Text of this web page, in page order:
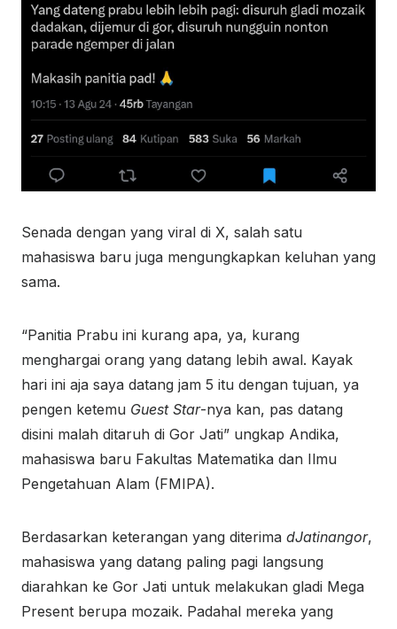
Senada dengan yang viral di X, salah satu
mahasiswa baru juga mengungkapkan keluhan yang
sama.
“Panitia Prabu ini kurang apa, ya, kurang
menghargai orang yang datang lebih awal. Kayak
hari ini aja saya datang jam 5 itu dengan tujuan, ya
pengen ketemu Guest Star-nya kan, pas datang
disini malah ditaruh di Gor Jati” ungkap Andika,
mahasiswa baru Fakultas Matematika dan Ilmu
Pengetahuan Alam (FMIPA).
Berdasarkan keterangan yang diterima dJatinangor,
mahasiswa yang datang paling pagi langsung
diarahkan ke Gor Jati untuk melakukan gladi Mega
Present berupa mozaik. Padahal mereka yang